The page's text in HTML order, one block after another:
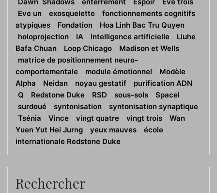
Eve un
exosquelette
fonctionnements cognitifs
atypiques
Fondation
Hoa Linh Bac Tru Quyen
holoprojection
IA Intelligence artificielle
Liuhe
Bafa Chuan
Loop Chicago
Madison et Wells
matrice de positionnement neuro-
comportementale
module émotionnel
Modèle
Alpha
Neidan noyau gestatif
purification ADN
Q
Redstone Duke RSD sous-sols
Spacel
surdoué
syntonisation
syntonisation synaptique
Tsénia
Vince vingt quatre vingt trois
Wan
Yuen Yut Hei Jurng
yeux mauves
école
internationale Redstone Duke
Rechercher